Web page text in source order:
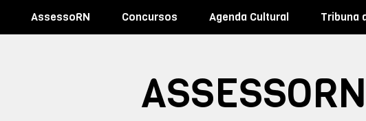
AssessoRN Concursos Agenda Cultural Tribuna